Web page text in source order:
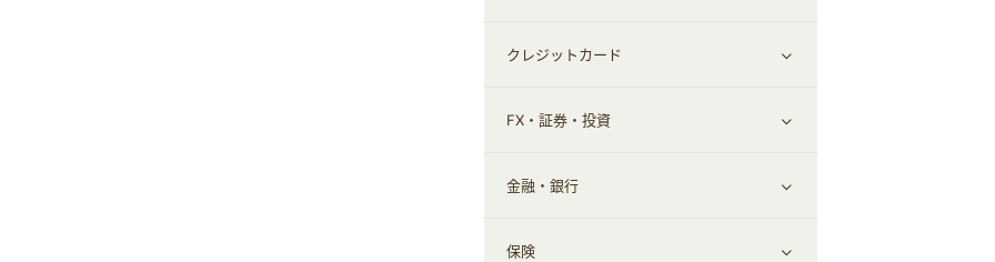
ウォーターサーバー
メンズ美容
日用品・薬局・からだ
ネット買取
すべて見る
家電・パソコン・ソフトウェア
通信・レンタルサーバー
クレジットカード
すべて見る
クレジットカード
FX・証券・投資
すべて見る
金融・銀行
保険